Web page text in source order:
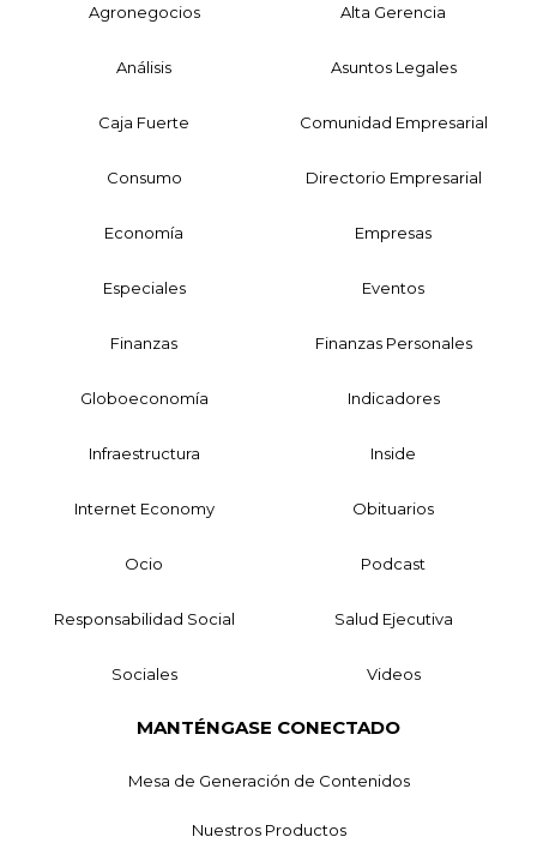
Agronegocios Alta Gerencia
Análisis Asuntos Legales
Caja Fuerte Comunidad Empresarial
Consumo Directorio Empresarial
Economía Empresas
Especiales Eventos
Finanzas Finanzas Personales
Globoeconomía Indicadores
Infraestructura Inside
Internet Economy Obituarios
Ocio Podcast
Responsabilidad Social Salud Ejecutiva
Sociales Videos
MANTÉNGASE CONECTADO
Mesa de Generación de Contenidos
Nuestros Productos